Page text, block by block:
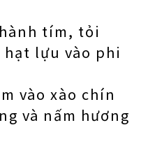
tím, tỏi
hạt lựu vào phi
vào xào chín
và nấm hương